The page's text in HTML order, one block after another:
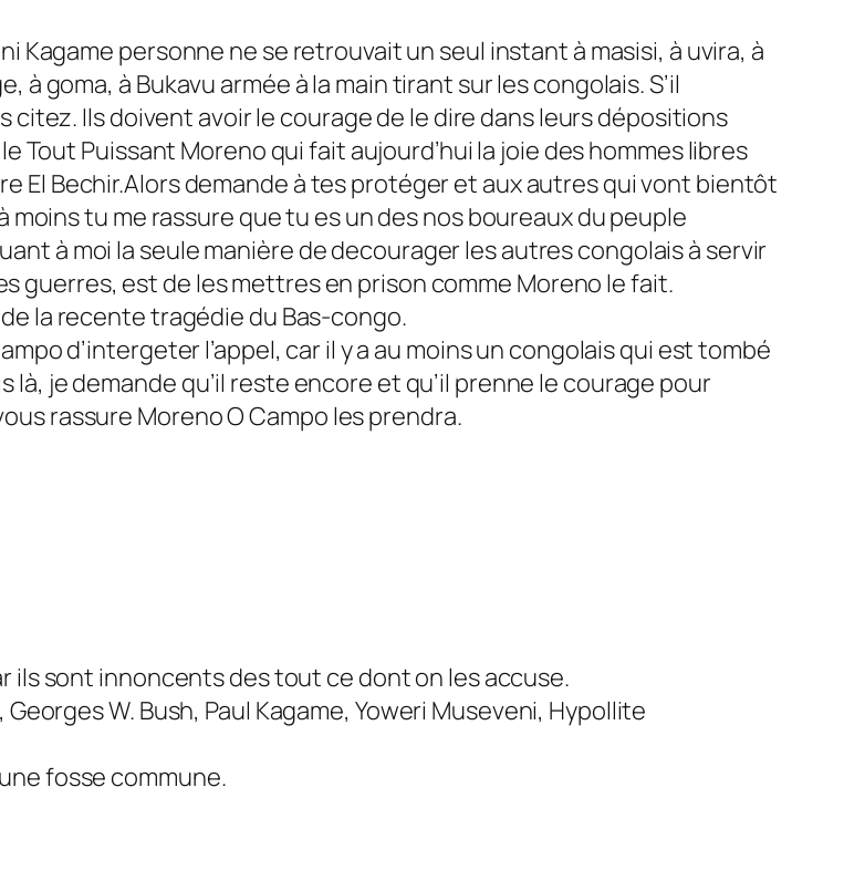
Kagame personne ne se retrouvait un seul instant à masisi, à uvira, à
à goma, à Bukavu armée à la main tirant sur les congolais. S’il
citez. Ils doivent avoir le courage de le dire dans leurs dépositions
Tout Puissant Moreno qui fait aujourd’hui la joie des hommes libres
El Bechir.Alors demande à tes protéger et aux autres qui vont bientôt
moins tu me rassure que tu es un des nos boureaux du peuple
à moi la seule manière de decourager les autres congolais à servir
guerres, est de les mettres en prison comme Moreno le fait.
la recente tragédie du Bas-congo.
d’intergeter l’appel, car il y a au moins un congolais qui est tombé
je demande qu’il reste encore et qu’il prenne le courage pour
rassure Moreno O Campo les prendra.
ils sont innoncents des tout ce dont on les accuse.
W. Bush, Paul Kagame, Yoweri Museveni, Hypollite
fosse commune.